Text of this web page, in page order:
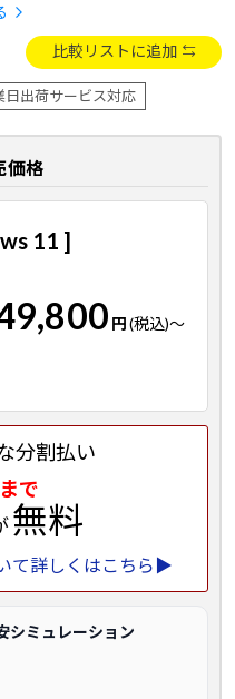
比較リストに追加
日出荷サービス対応
価格
11 ]
円(税込)～
分割払い
で
無料
て詳しくはこちら▶
シミュレーション